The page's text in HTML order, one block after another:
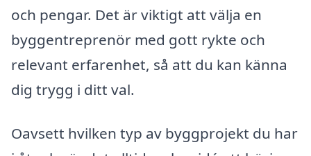
och pengar. Det är viktigt att välja en
byggentreprenör med gott rykte och
relevant erfarenhet, så att du kan känna
dig trygg i ditt val.
Oavsett hvilken typ av byggprojekt du har